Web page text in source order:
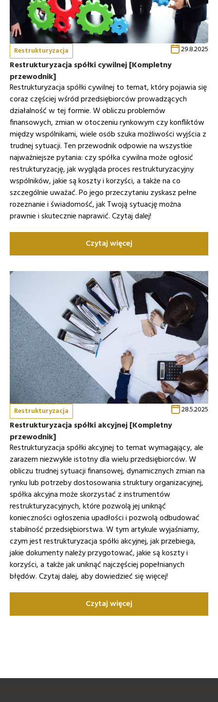
Restrukturyzacja 29.8.2025
Restrukturyzacja spółki cywilnej [Kompletny
przewodnik]
Restrukturyzacja spółki cywilnej to temat, który pojawia się
coraz częściej wśród przedsiębiorców prowadzących
działalność w tej formie. W obliczu problemów
finansowych, zmian w otoczeniu rynkowym czy konfliktów
między wspólnikami, wiele osób szuka możliwości wyjścia z
trudnej sytuacji. Ten przewodnik odpowie na wszystkie
najważniejsze pytania: czy spółka cywilna może ogłosić
restrukturyzację, jak wygląda proces restrukturyzacyjny
wspólników, jakie są koszty i korzyści, a także na co
szczególnie uważać. Po jego przeczytaniu zyskasz pełne
rozeznanie i świadomość, jak Twoją sytuację można
prawnie i skutecznie naprawić. Czytaj dalej!
Czytaj więcej
Restrukturyzacja 28.5.2025
Restrukturyzacja spółki akcyjnej [Kompletny
przewodnik]
Restrukturyzacja spółki akcyjnej to temat wymagający, ale
zarazem niezwykle istotny dla wielu przedsiębiorców. W
obliczu trudnej sytuacji finansowej, dynamicznych zmian na
rynku lub potrzeby dostosowania struktury organizacyjnej,
spółka akcyjna może skorzystać z instrumentów
restrukturyzacyjnych, które pozwolą jej uniknąć
konieczności ogłoszenia upadłości i pozwolą odbudować
stabilność przedsiębiorstwa. W tym artykule wyjaśniamy,
czym jest restrukturyzacja spółki akcyjnej, jak przebiega,
jakie dokumenty należy przygotować, jakie są koszty i
korzyści, a także jak uniknąć najczęściej popełnianych
błędów. Czytaj dalej, aby dowiedzieć się więcej!
Czytaj więcej